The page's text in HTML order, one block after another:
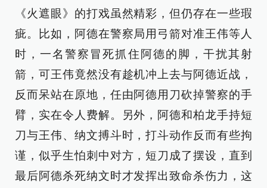
《火遮眼》的打戏虽然精彩，但仍存在一些瑕
疵。比如，阿德在警察局用弓箭对准王伟等人
时，一名警察冒死抓住阿德的脚，干扰其射
箭，可王伟竟然没有趁机冲上去与阿德近战，
反而呆站在原地，任由阿德用刀砍掉警察的手
臂，实在令人费解。另外，阿德和柏龙手持短
刀与王伟、纳文搏斗时，打斗动作反而有些拘
谨，似乎生怕刺中对方，短刀成了摆设，直到
最后阿德杀死纳文时才发挥出致命杀伤力，这